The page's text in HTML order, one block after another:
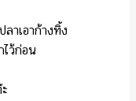
าเอาก้างทิ้ง
ว้ก่อน